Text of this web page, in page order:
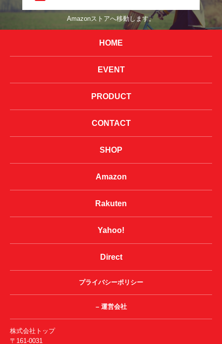
Amazonストアへ移動します。
HOME
EVENT
PRODUCT
CONTACT
SHOP
Amazon
Rakuten
Yahoo!
Direct
プライバシーポリシー
– 運営会社
株式会社トップ
〒161-0031